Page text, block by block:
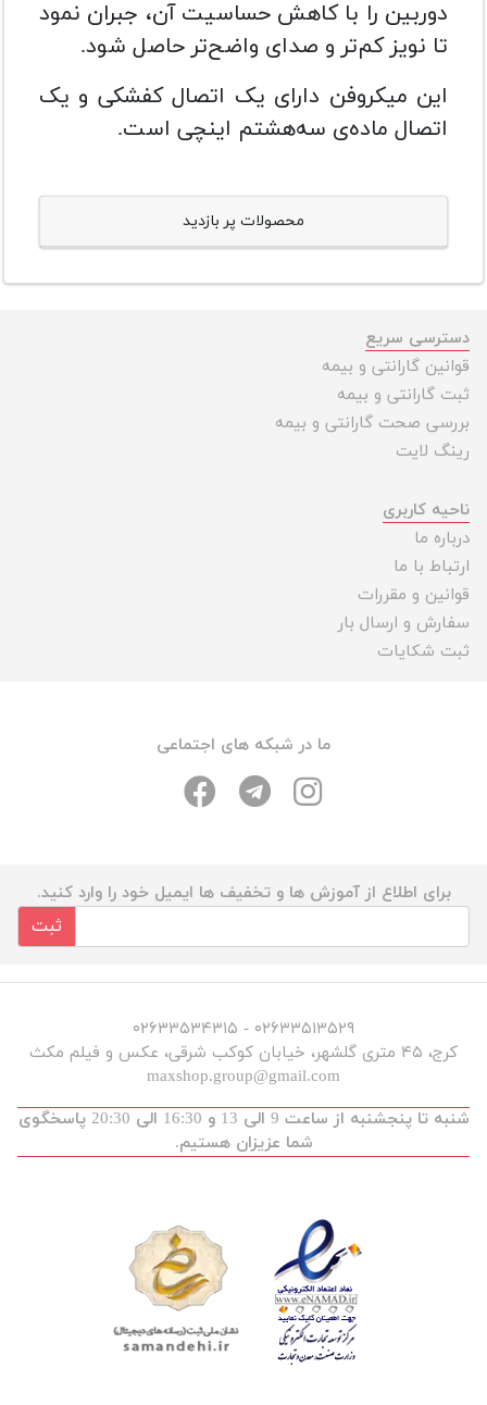
دوربین را با کاهش حساسیت آن، جبران نمود
تا نویز کم‌تر و صدای واضح‌تر حاصل شود.
این میکروفن دارای یک اتصال کفشکی و یک
اتصال ماده‌ی سه‌هشتم اینچی است.
محصولات پر بازدید
دسترسی سریع
قوانین گارانتی و بیمه
ثبت گارانتی و بیمه
بررسی صحت گارانتی و بیمه
رینگ لایت
ناحیه کاربری
درباره ما
ارتباط با ما
قوانین و مقررات
سفارش و ارسال بار
ثبت شکایات
ما در شبکه های اجتماعی
برای اطلاع از آموزش ها و تخفیف ها ایمیل خود را وارد کنید.
ثبت
۰۲۶۳۳۵۱۳۵۲۹ - ۰۲۶۳۳۵۳۴۳۱۵
کرج، ۴۵ متری گلشهر، خیابان کوکب شرقی، عکس و فیلم مکث
maxshop.group@gmail.com
شنبه تا پنجشنبه از ساعت 9 الی 13 و 16:30 الی 20:30 پاسخگوی
شما عزیزان هستیم.